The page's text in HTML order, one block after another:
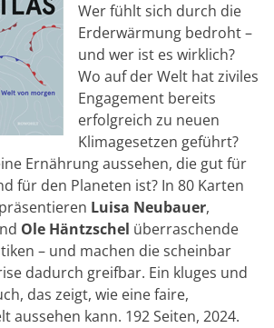
Wer fühlt sich durch die
Erderwärmung bedroht –
und wer ist es wirklich?
Wo auf der Welt hat ziviles
Engagement bereits
erfolgreich zu neuen
Klimagesetzen geführt?
Ernährung aussehen, die gut für
für den Planeten ist? In 80 Karten
Luisa Neubauer,
Ole Häntzschel überraschende
– und machen die scheinbar
dadurch greifbar. Ein kluges und
das zeigt, wie eine faire,
aussehen kann. 192 Seiten, 2024.